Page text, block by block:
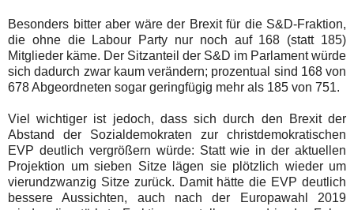
Besonders bitter aber wäre der Brexit für die S&D-Fraktion,
die ohne die Labour Party nur noch auf 168 (statt 185)
Mitglieder käme. Der Sitzanteil der S&D im Parlament würde
sich dadurch zwar kaum verändern; prozentual sind 168 von
678 Abgeordneten sogar geringfügig mehr als 185 von 751.
Viel wichtiger ist jedoch, dass sich durch den Brexit der
Abstand der Sozialdemokraten zur christdemokratischen
EVP deutlich vergrößern würde: Statt wie in der aktuellen
Projektion um sieben Sitze lägen sie plötzlich wieder um
vierundzwanzig Sitze zurück. Damit hätte die EVP deutlich
bessere Aussichten, auch nach der Europawahl 2019